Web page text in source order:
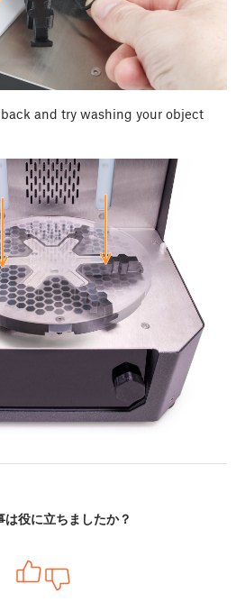
and try washing your object
は役に立ちましたか？